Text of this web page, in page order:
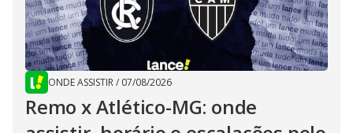
ONDE ASSISTIR/ 07/08/2026
Remo x Atlético-MG: onde